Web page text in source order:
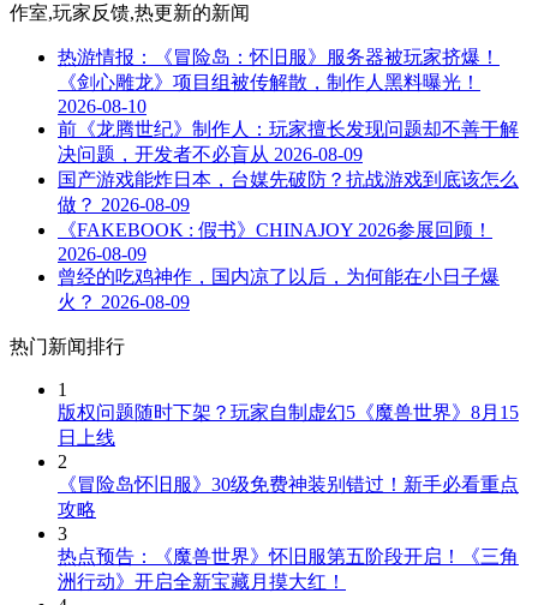
作室,玩家反馈,热更新的新闻
热游情报：《冒险岛：怀旧服》服务器被玩家挤爆！
《剑心雕龙》项目组被传解散，制作人黑料曝光！
2026-08-10
前《龙腾世纪》制作人：玩家擅长发现问题却不善于解
决问题，开发者不必盲从 2026-08-09
国产游戏能炸日本，台媒先破防？抗战游戏到底该怎么
做？ 2026-08-09
《FAKEBOOK : 假书》CHINAJOY 2026参展回顾！
2026-08-09
曾经的吃鸡神作，国内凉了以后，为何能在小日子爆
火？ 2026-08-09
热门新闻排行
1
版权问题随时下架？玩家自制虚幻5《魔兽世界》8月15
日上线
2
《冒险岛怀旧服》30级免费神装别错过！新手必看重点
攻略
3
热点预告：《魔兽世界》怀旧服第五阶段开启！《三角
洲行动》开启全新宝藏月摸大红！